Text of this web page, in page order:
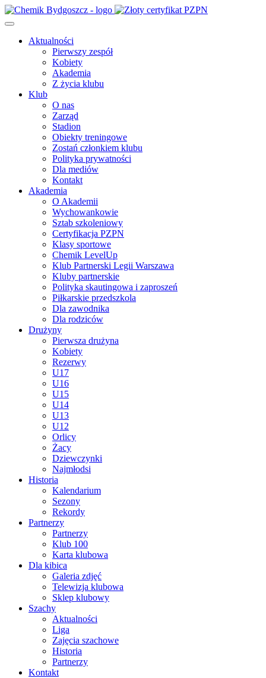
Aktualności
Pierwszy zespół
Kobiety
Akademia
Z życia klubu
Klub
O nas
Zarząd
Stadion
Obiekty treningowe
Zostań członkiem klubu
Polityka prywatności
Dla mediów
Kontakt
Akademia
O Akademii
Wychowankowie
Sztab szkoleniowy
Certyfikacja PZPN
Klasy sportowe
Chemik LevelUp
Klub Partnerski Legii Warszawa
Kluby partnerskie
Polityka skautingowa i zaproszeń
Piłkarskie przedszkola
Dla zawodnika
Dla rodziców
Drużyny
Pierwsza drużyna
Kobiety
Rezerwy
U17
U16
U15
U14
U13
U12
Orlicy
Żacy
Dziewczynki
Najmłodsi
Historia
Kalendarium
Sezony
Rekordy
Partnerzy
Partnerzy
Klub 100
Karta klubowa
Dla kibica
Galeria zdjęć
Telewizja klubowa
Sklep klubowy
Szachy
Aktualności
Liga
Zajęcia szachowe
Historia
Partnerzy
Kontakt